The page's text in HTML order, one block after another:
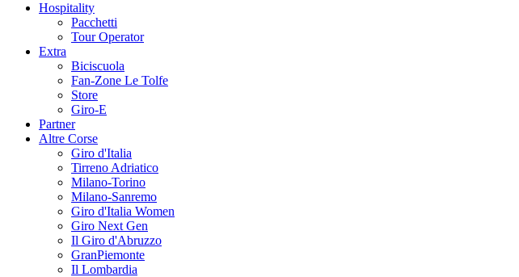
Hospitality
Pacchetti
Tour Operator
Extra
Biciscuola
Fan-Zone Le Tolfe
Store
Giro-E
Partner
Altre Corse
Giro d'Italia
Tirreno Adriatico
Milano-Torino
Milano-Sanremo
Giro d'Italia Women
Giro Next Gen
Il Giro d'Abruzzo
GranPiemonte
Il Lombardia